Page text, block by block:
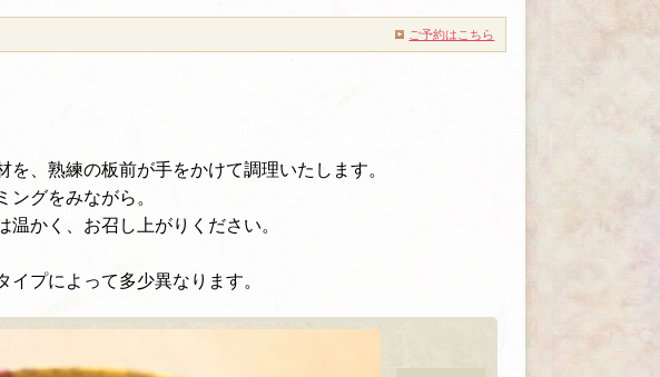
ご予約はこちら
、熟練の板前が手をかけて調理いたします。
ングをみながら。
かく、お召し上がりください。
プによって多少異なります。